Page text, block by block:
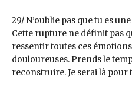
29/ N’oublie pas que tu es
Cette rupture ne définit pas
ressentir toutes ces
douloureuses. Prends le
reconstruire. Je serai là pour